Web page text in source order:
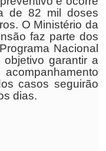
de 82 mil doses
O Ministério da
faz parte dos
Nacional
garantir a
casos seguirão
dias.